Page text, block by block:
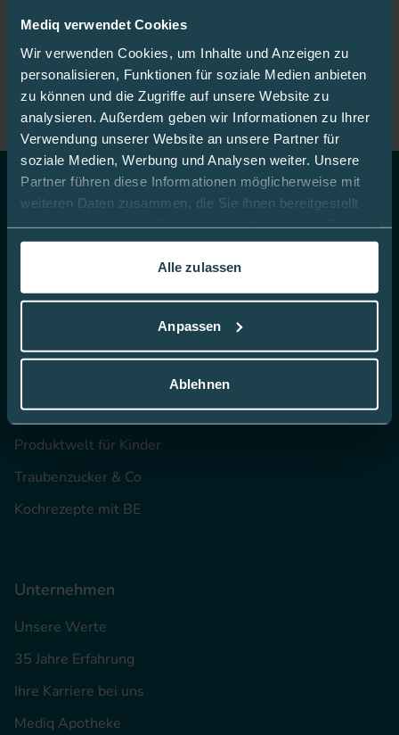
Mediq verwendet Cookies
Wir verwenden Cookies, um Inhalte und Anzeigen zu
personalisieren, Funktionen für soziale Medien anbieten
zu können und die Zugriffe auf unsere Website zu
analysieren. Außerdem geben wir Informationen zu Ihrer
Verwendung unserer Website an unsere Partner für
soziale Medien, Werbung und Analysen weiter. Unsere
Partner führen diese Informationen möglicherweise mit
weiteren Daten zusammen, die Sie ihnen bereitgestellt
gesammelt haben.
In dieser
Alle zulassen
Anpassen
Ablehnen
Mediq App
Top Themen
Infusionssets
Hautdesinfektion
Produktwelt für Kinder
Traubenzucker & Co
Kochrezepte mit BE
Unternehmen
Unsere Werte
35 Jahre Erfahrung
Ihre Karriere bei uns
Mediq Apotheke